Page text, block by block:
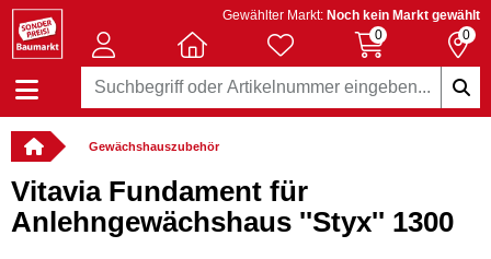
Gewählter Markt: Noch kein Markt gewählt
0
0
Gewächshauszubehör
Vitavia Fundament für
Anlehngewächshaus ''Styx'' 1300